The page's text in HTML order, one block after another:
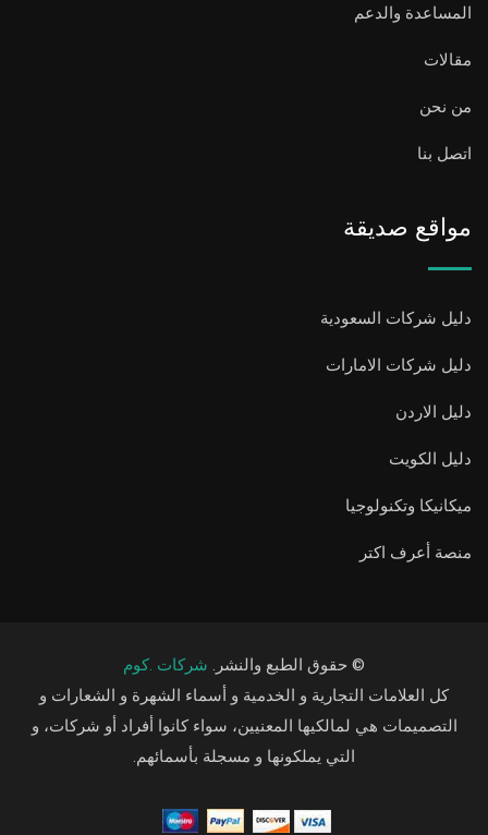
المساعدة والدعم
مقالات
من نحن
اتصل بنا
مواقع صديقة
دليل شركات السعودية
دليل شركات الامارات
دليل الاردن
دليل الكويت
ميكانيكا وتكنولوجيا
منصة أعرف اكتر
© حقوق الطبع والنشر. شركات .كوم
كل العلامات التجارية و الخدمية و أسماء الشهرة و الشعارات و
التصميمات هي لمالكيها المعنيين، سواء كانوا أفراد أو شركات، و
التي يملكونها و مسجلة بأسمائهم.